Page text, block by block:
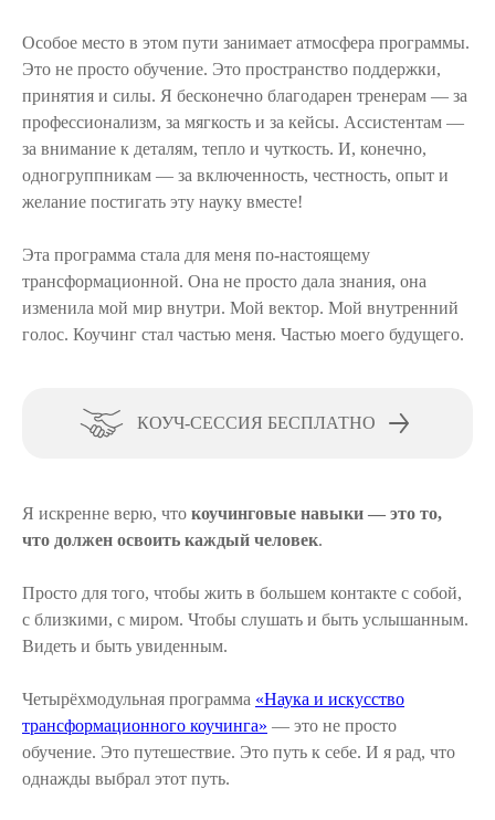
Особое место в этом пути занимает атмосфера программы.
Это не просто обучение. Это пространство поддержки,
принятия и силы. Я бесконечно благодарен тренерам — за
профессионализм, за мягкость и за кейсы. Ассистентам —
за внимание к деталям, тепло и чуткость. И, конечно,
одногруппникам — за включенность, честность, опыт и
желание постигать эту науку вместе!
Эта программа стала для меня по-настоящему
трансформационной. Она не просто дала знания, она
изменила мой мир внутри. Мой вектор. Мой внутренний
голос. Коучинг стал частью меня. Частью моего будущего.
КОУЧ-СЕССИЯ БЕСПЛАТНО
Я искренне верю, что коучинговые навыки — это то,
что должен освоить каждый человек.
Просто для того, чтобы жить в большем контакте с собой,
с близкими, с миром. Чтобы слушать и быть услышанным.
Видеть и быть увиденным.
Четырёхмодульная программа «Наука и искусство
трансформационного коучинга» — это не просто
обучение. Это путешествие. Это путь к себе. И я рад, что
однажды выбрал этот путь.